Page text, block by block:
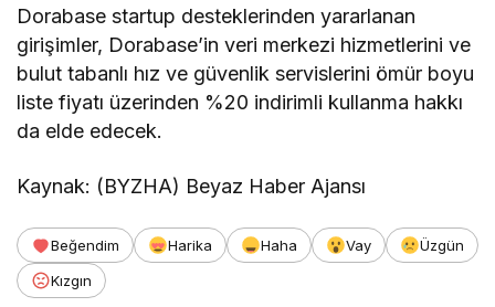
Dorabase startup desteklerinden yararlanan
girişimler, Dorabase’in veri merkezi hizmetlerini ve
bulut tabanlı hız ve güvenlik servislerini ömür boyu
liste fiyatı üzerinden %20 indirimli kullanma hakkı
da elde edecek.
Kaynak: (BYZHA) Beyaz Haber Ajansı
Beğendim Harika Haha Vay
Üzgün
Kızgın